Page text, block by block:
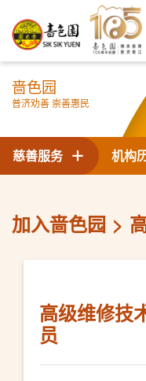
啬色园
普济劝善 崇善惠民
机构
慈善服务
加入啬色园
高级维修技
员